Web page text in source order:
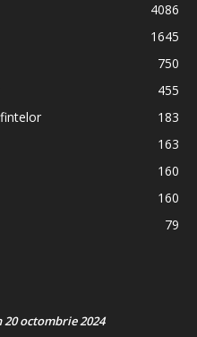
4086
1645
750
455
183
163
160
160
79
octombrie 2024